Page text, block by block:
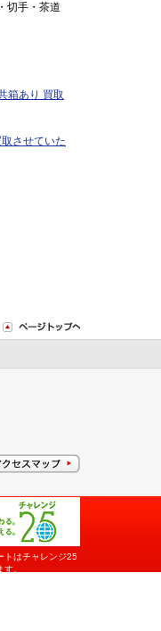
切手・茶道
箱あり 買取
させていた
トはチャレンジ25
。